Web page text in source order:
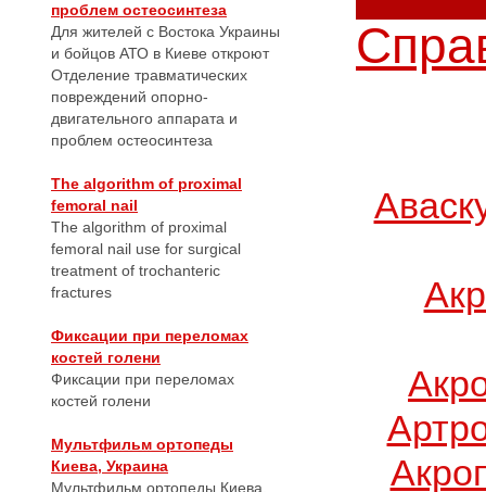
проблем остеосинтеза
Для жителей с Востока Украины
и бойцов АТО в Киеве откроют
Отделение травматических
повреждений опорно-
двигательного аппарата и
проблем остеосинтеза
The algorithm of proximal
femoral nail
The algorithm of proximal
femoral nail use for surgical
treatment of trochanteric
fractures
Фиксации при переломах
костей голени
Фиксации при переломах
костей голени
Мультфильм ортопеды
Киева, Украина
Мультфильм ортопеды Киева,